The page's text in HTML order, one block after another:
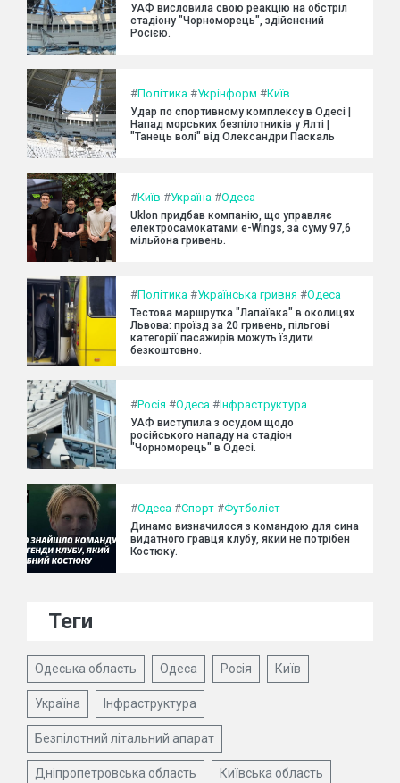
УАФ висловила свою реакцію на обстріл
стадіону "Чорноморець", здійснений
Росією.
#Політика #Укрінформ #Київ
Удар по спортивному комплексу в Одесі |
Напад морських безпілотників у Ялті |
"Танець волі" від Олександри Паскаль
#Київ #Україна #Одеса
Uklon придбав компанію, що управляє
електросамокатами e-Wings, за суму 97,6
мільйона гривень.
#Політика #Українська гривня #Одеса
Тестова маршрутка "Лапаївка" в околицях
Львова: проїзд за 20 гривень, пільгові
категорії пасажирів можуть їздити
безкоштовно.
#Росія #Одеса #Інфраструктура
УАФ виступила з осудом щодо
російського нападу на стадіон
"Чорноморець" в Одесі.
#Одеса #Спорт #Футболіст
Динамо визначилося з командою для сина
видатного гравця клубу, який не потрібен
Костюку.
Теги
Одеська область Одеса Росія Київ
Україна Інфраструктура
Безпілотний літальний апарат
Дніпропетровська область Київська область